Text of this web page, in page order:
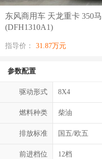
东风商用车 天龙重卡 350
(DFH1310A1)
指导价： 31.87万元
参数配置
驱动形式 8X4
燃料种类 柴油
排放标准 国五/欧五
前进档位 12档